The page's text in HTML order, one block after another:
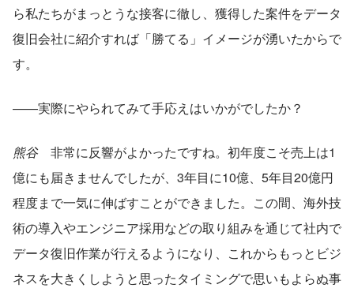
ら私たちがまっとうな接客に徹し、獲得した案件をデータ
復旧会社に紹介すれば「勝てる」イメージが湧いたからで
す。
——実際にやられてみて手応えはいかがでしたか？
熊谷 非常に反響がよかったですね。初年度こそ売上は1
億にも届きませんでしたが、3年目に10億、5年目20億円
程度まで一気に伸ばすことができました。この間、海外技
術の導入やエンジニア採用などの取り組みを通じて社内で
データ復旧作業が行えるようになり、これからもっとビジ
ネスを大きくしようと思ったタイミングで思いもよらぬ事